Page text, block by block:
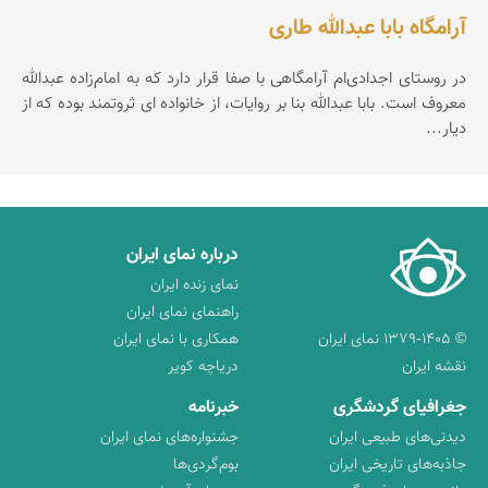
آرامگاه بابا عبدالله طاری
در روستای اجدادی‌‌ام آرامگاهی با صفا قرار دارد كه به امام‌زاده عبدالله
معروف است. بابا عبدالله بنا بر روایات، از خانواده ای ثروتمند بوده كه از
دیار...
© ۱۳۷۹-۱۴۰۵ نمای ایران
نقشه ایران
درباره نمای ایران
نمای زنده ایران
راهنمای نمای ایران
همکاری با نمای ایران
دریاچه کویر
جغرافیای گردشگری
دیدنی‌های طبیعی ایران
جاذبه‌های تاریخی ایران
خبرنامه
جشنواره‌های نمای ایران
بوم‌گردی‌ها